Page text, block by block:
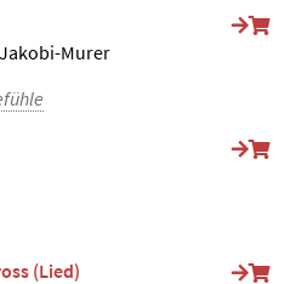
Murer
(Lied)